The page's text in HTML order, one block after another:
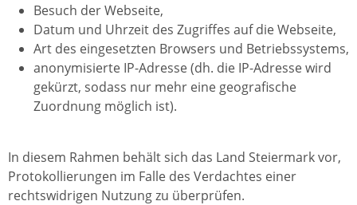
Besuch der Webseite,
Datum und Uhrzeit des Zugriffes auf die Webseite,
Art des eingesetzten Browsers und Betriebssystems,
anonymisierte IP-Adresse (dh. die IP-Adresse wird
gekürzt, sodass nur mehr eine geografische
Zuordnung möglich ist).
In diesem Rahmen behält sich das Land Steiermark vor,
Protokollierungen im Falle des Verdachtes einer
rechtswidrigen Nutzung zu überprüfen.